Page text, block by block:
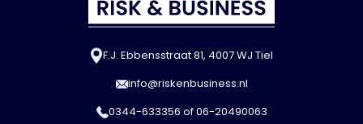
F.J. Ebbensstraat 81, 4007 WJ Tiel
info@riskenbusiness.nl
0344-633356 of06-20490063